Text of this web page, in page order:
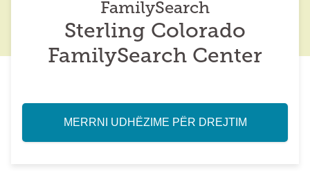
FamilySearch
Sterling Colorado
FamilySearch Center
MERRNI UDHËZIME PËR DREJTIM